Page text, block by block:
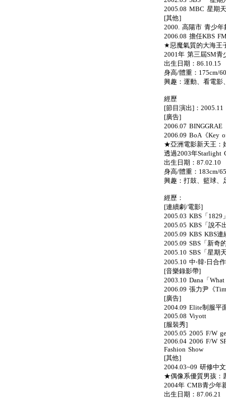
2005.08 MBC 星期
[其他]
2000. 高陽市 青少
2006.08 擔任KBS
★惡魔氣質的大海王
2001年 第三屆SM青
出生日期：86.10.15
身高/體重：175cm/
興趣：運動、看電影
經歷
[節目演出]：
[廣告]
2006.07 BINGGRAE
2006.09 BoA《Key
★亞洲電影新天王：
透過2003年Starlight
出生日期：87.02.10
身高/體重：183cm/
興趣：打鼓、籃球、
經歷：
[連續劇/電影]
2005.03 KBS「1829
2005.05 KBS「說不
2005.09 KBS KBS
2005.09 SBS「新奇
2005.10 SBS「星期
2005.10 中‧韓‧日合
[音樂錄影帶]
2003.10 Dana「
2006.09 張力尹《
[廣告]
2004.09 Elite制服平
2005.08 Viyott
[服裝秀]
2005.05 2005 F/W
2006.04 2006 F/W
Fashion Show
[其他]
2004.03~09 研修中文
★偶像系優質男孩：
2004年 CMB青少年
出生日期：87.06.21